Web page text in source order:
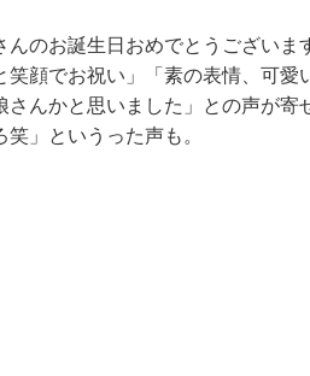
んのお誕生日おめでとうござい
笑顔でお祝い」「素の表情、可
さんかと思いました」との声が
」というった声も。